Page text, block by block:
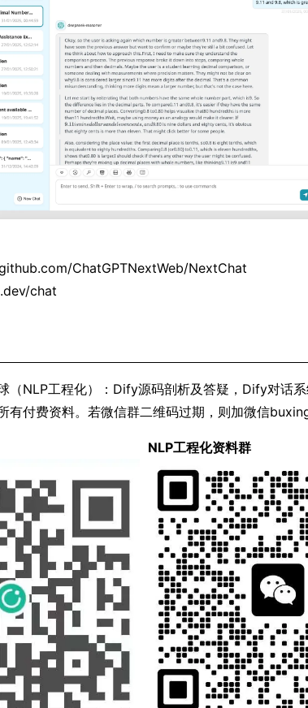
ChatGPTNextWeb/NextChat
chat
（NLP工程化）：Dify源码剖析及答疑，Dify对话
有付费资料。若微信群二维码过期，则加微信
NLP工程化资料群